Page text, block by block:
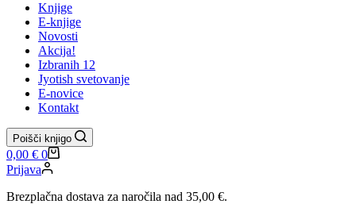
Knjige
E-knjige
Novosti
Akcija!
Izbranih 12
Jyotish svetovanje
E-novice
Kontakt
Poišči knjigo
Shopping
cart
0,00 € 0
Prijava
Brezplačna dostava za naročila nad 35,00 €.